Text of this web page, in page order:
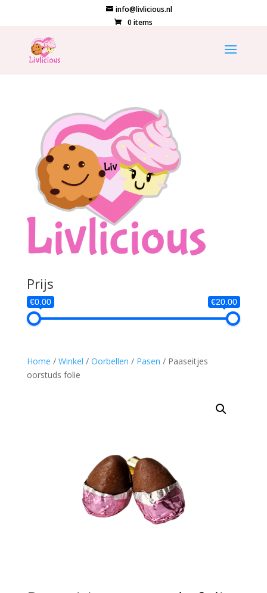
info@livlicious.nl
0 items
Home / Winkel / Oorbellen / Pasen / Paaseitjes
oorstuds folie
Prijs
€0.00 €20.00